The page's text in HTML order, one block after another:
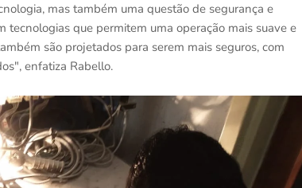
mas também uma questão de segurança e
tecnologias que permitem uma operação mais suave e
são projetados para serem mais seguros, com
enfatiza Rabello.